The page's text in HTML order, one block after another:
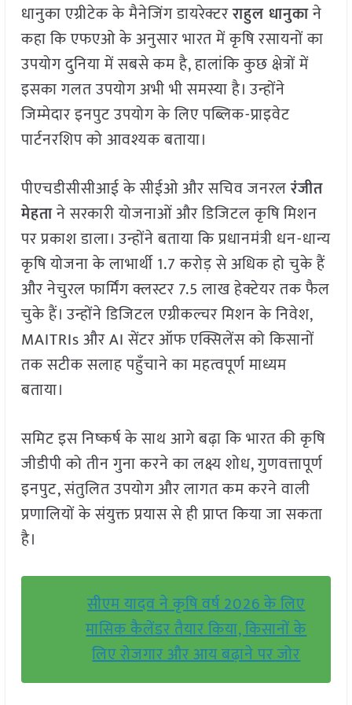
धानुका एग्रीटेक के मैनेजिंग डायरेक्टरराहुल धानुकाने
कहा कि एफएओ के अनुसार भारत में कृषि रसायनों का
उपयोग दुनिया में सबसे कम है, हालांकि कुछ क्षेत्रों में
इसका गलत उपयोग अभी भी समस्या है। उन्होंने
जिम्मेदार इनपुट उपयोग के लिए पब्लिक-प्राइवेट
पार्टनरशिप को आवश्यक बताया।
पीएचडीसीसीआई के सीईओ और सचिव जनरलरंजीत
मेहताने सरकारी योजनाओं और डिजिटल कृषि मिशन
पर प्रकाश डाला। उन्होंने बताया कि प्रधानमंत्री धन-धान्य
कृषि योजना के लाभार्थी 1.7 करोड़ से अधिक हो चुके हैं
और नेचुरल फार्मिंग क्लस्टर 7.5 लाख हेक्टेयर तक फैल
चुके हैं। उन्होंने डिजिटल एग्रीकल्चर मिशन के निवेश,
MAITRIs और AI सेंटर ऑफ एक्सिलेंस को किसानों
तक सटीक सलाह पहुँचाने का महत्वपूर्ण माध्यम
बताया।
समिट इस निष्कर्ष के साथ आगे बढ़ा कि भारत की कृषि
जीडीपी को तीन गुना करने का लक्ष्य शोध, गुणवत्तापूर्ण
इनपुट, संतुलित उपयोग और लागत कम करने वाली
प्रणालियों के संयुक्त प्रयास से ही प्राप्त किया जा सकता
है।
सीएम यादव ने कृषि वर्ष 2026 के लिए
मासिक कैलेंडर तैयार किया, किसानों के
लिए रोजगार और आय बढ़ाने पर जोर